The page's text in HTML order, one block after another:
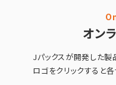
オン
Jパックスが開発した製
ロゴをクリックすると各